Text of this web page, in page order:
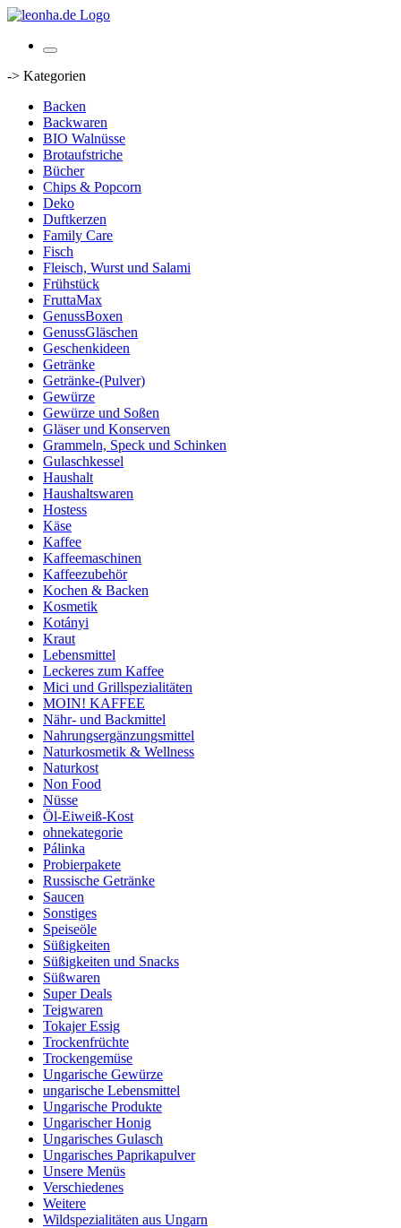
-> Kategorien
Backen
Backwaren
BIO Walnüsse
Brotaufstriche
Bücher
Chips & Popcorn
Deko
Duftkerzen
Family Care
Fisch
Fleisch, Wurst und Salami
Frühstück
FruttaMax
GenussBoxen
GenussGläschen
Geschenkideen
Getränke
Getränke-(Pulver)
Gewürze
Gewürze und Soßen
Gläser und Konserven
Grammeln, Speck und Schinken
Gulaschkessel
Haushalt
Haushaltswaren
Hostess
Käse
Kaffee
Kaffeemaschinen
Kaffeezubehör
Kochen & Backen
Kosmetik
Kotányi
Kraut
Lebensmittel
Leckeres zum Kaffee
Mici und Grillspezialitäten
MOIN! KAFFEE
Nähr- und Backmittel
Nahrungsergänzungsmittel
Naturkosmetik & Wellness
Naturkost
Non Food
Nüsse
Öl-Eiweiß-Kost
ohnekategorie
Pálinka
Probierpakete
Russische Getränke
Saucen
Sonstiges
Speiseöle
Süßigkeiten
Süßigkeiten und Snacks
Süßwaren
Super Deals
Teigwaren
Tokajer Essig
Trockenfrüchte
Trockengemüse
Ungarische Gewürze
ungarische Lebensmittel
Ungarische Produkte
Ungarischer Honig
Ungarisches Gulasch
Ungarisches Paprikapulver
Unsere Menüs
Verschiedenes
Weitere
Wildspezialitäten aus Ungarn